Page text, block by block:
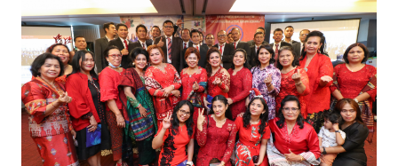
RIAU
WN
SERAMBI
WN
JAMBI